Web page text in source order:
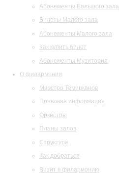
Абонементы Большого зала
Билеты Малого зала
Абонементы Малого зала
Как купить билет
Абонементы Музитория
О филармонии
Маэстро Темирканов
Правовая информация
Оркестры
Планы залов
Структура
Как добраться
Визит в филармонию